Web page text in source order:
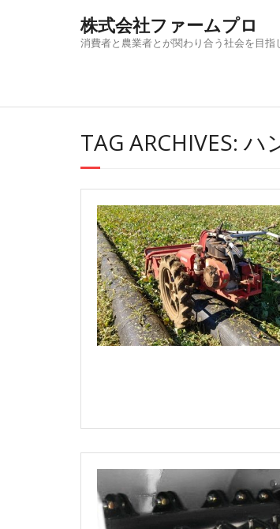
株式会社ファームプロ
消費者と農業者とが関わり合う社会を目
TAG ARCHIVES: